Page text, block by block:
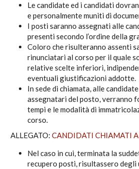
Le candidate ed i candidati
e personalmente muniti di
I posti saranno assegnati alle
presenti secondo l’ordine della
Coloro che risulteranno assenti
rinunciatari al corso per il quale
relative scelte inferiori,
eventuali giustificazioni addotte.
In sede di chiamata, alle
assegnatari del posto, verranno
tempi e le modalità di
corso.
ALLEGATO: CANDIDATI CHIAMATI
Nel caso in cui, terminata la
recupero posti, risultassero